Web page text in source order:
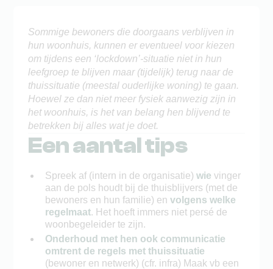
Sommige bewoners die doorgaans verblijven in
hun woonhuis, kunnen er eventueel voor kiezen
om tijdens een ‘lockdown’-situatie niet in hun
leefgroep te blijven maar (tijdelijk) terug naar de
thuissituatie (meestal ouderlijke woning) te gaan.
Hoewel ze dan niet meer fysiek aanwezig zijn in
het woonhuis, is het van belang hen blijvend te
betrekken bij alles wat je doet.
Een aantal tips
Spreek af (intern in de organisatie)wie vinger
aan de pols houdt bij de thuisblijvers (met de
bewoners en hun familie) envolgens welke
regelmaat. Het hoeft immers niet persé de
woonbegeleider te zijn.
Onderhoud met hen ook communicatie
omtrent de regels met thuissituatie
(bewoner en netwerk) (cfr. infra) Maak vb een